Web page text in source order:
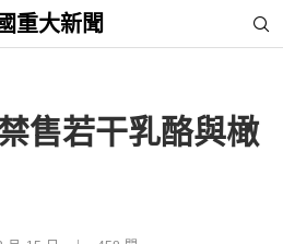
重大新聞
售若干乳酪與橄